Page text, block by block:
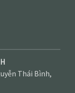
Thái Bình,